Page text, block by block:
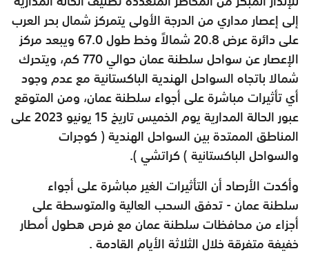
إلى إعصار مداري من الدرجة الأولى يتمركز شمال بحر العرب
على دائرة عرض 20.8 شمالاً وخط طول 67.0 ويبعد مركز
الإعصار عن سواحل سلطنة عمان حوالي 770 كم، ويتحرك
شمالا باتجاه السواحل الهندية الباكستانية مع عدم وجود
أي تأثيرات مباشرة على أجواء سلطنة عمان، ومن المتوقع
عبور الحالة المدارية يوم الخميس تاريخ 15 يونيو 2023 على
المناطق الممتدة بين السواحل الهندية ( كوجرات
والسواحل الباكستانية ) كراتشي ).
وأكدت الأرصاد أن التأثيرات الغير مباشرة على أجواء
سلطنة عمان - تدفق السحب العالية والمتوسطة على
أجزاء من محافظات سلطنة عمان مع فرص هطول أمطار
خفيفة متفرقة خلال الثلاثة الأيام القادمة .